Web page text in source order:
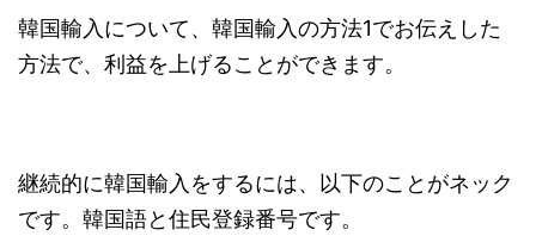
韓国輸入について、韓国輸入の方法1でお伝えした
方法で、利益を上げることができます。
継続的に韓国輸入をするには、以下のことがネック
です。韓国語と住民登録番号です。